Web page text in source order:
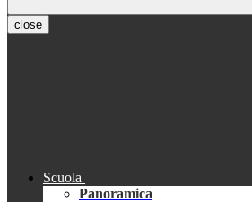
close
Scuola
Panoramica